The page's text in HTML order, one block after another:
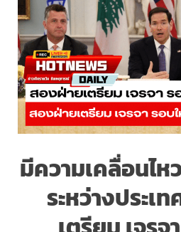
มีความเคลื่อนไ
ระหว่างประเ